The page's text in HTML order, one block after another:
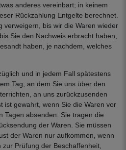
anderes vereinbart; in keinem
Rückzahlung Entgelte berechnet.
verweigern, bis wir die Waren wieder
Sie den Nachweis erbracht haben,
haben, je nachdem, welches
und in jedem Fall spätestens
Tag, an dem Sie uns über den
an uns zurückzusenden
ist gewahrt, wenn Sie die Waren vor
Tagen absenden. Sie tragen die
der Waren. Sie müssen
der Waren nur aufkommen, wenn
Prüfung der Beschaffenheit,